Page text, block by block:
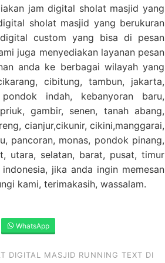
jam digital sholat masjid yang
sholat masjid yang berukuran
custom yang bisa di pesan
juga menyediakan layanan pesan
anda ke berbagai wilayah yang
cibitung, tambun, jakarta,
indah, kebanyoran baru,
gambir, senen, tanah abang,
cianjur,cikunir, cikini,manggarai,
pancoran, monas, pondok pinang,
utara, selatan, barat, pusat, timur
jika anda ingin memesan
kami, terimakasih, wassalam.
WhatsApp
DIGITAL MASJID RUNNING TEXT DI